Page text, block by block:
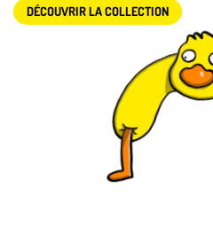
DÉCOUVRIR LA COLLECTION